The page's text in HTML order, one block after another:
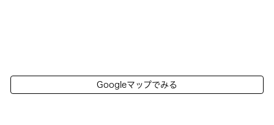
Googleマップでみる